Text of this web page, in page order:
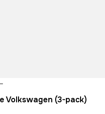
Volkswagen (3-pack)